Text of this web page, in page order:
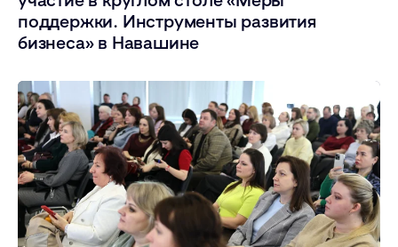
поддержки. Инструменты развития
бизнеса» в Навашине